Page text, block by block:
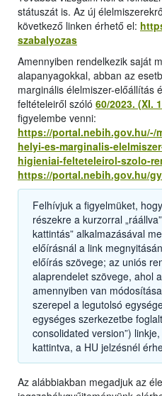
státuszát is. Az új
következő linken érhető el:
szabalyozas
Amennyiben rendelkezik saját
alapanyagokkal, abban az
marginális élelmiszer-előállítás
feltételeiről szóló 60/2023. (XI.
figyelembe venni:
https://portal.nebih.gov.hu/-/
helyi-es-marginalis-
higieniai-felteteleirol-szolo-
https://portal.nebih.gov.hu/
Felhívjuk a figyelmüket,
részekre a kurzorral
kattintás” alkalmazásával
előírásnál a link
előírás szövege; az uniós
alaprendelet szövege, ahol
amennyiben van
szerepel a legutolsó
egységes szerkezetbe
consolidated version”)
kattintva, a HU jelzésnél
Az alábbiakban megadjuk az